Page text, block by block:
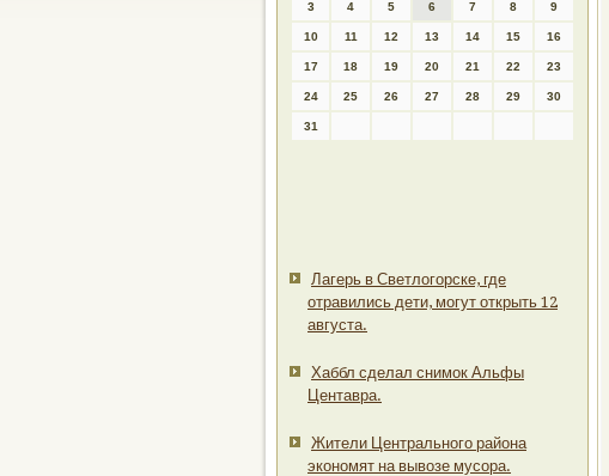
3 4 5 6 7 8 9
10 11 12 13 14 15 16
17 18 19 20 21 22 23
24 25 26 27 28 29 30
31
Лагерь в Светлогорске, где
отравились дети, могут открыть 12
августа.
Хаббл сделал снимок Альфы
Центавра.
Жители Центрального района
экономят на вывозе мусора.